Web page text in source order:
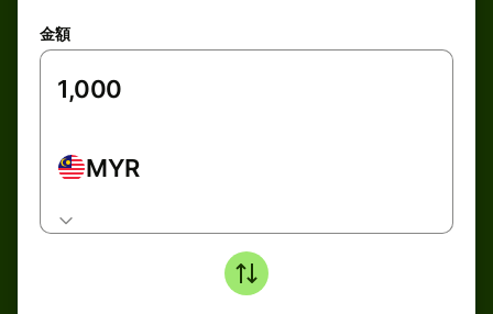
金額
MYR